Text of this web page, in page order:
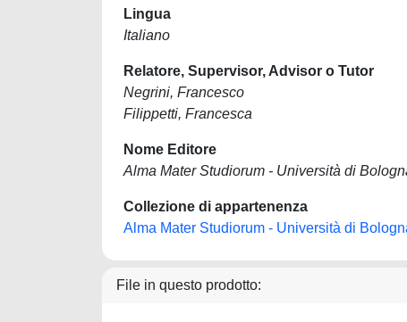
Lingua
Italiano
Relatore, Supervisor, Advisor o Tutor
Negrini, Francesco
Filippetti, Francesca
Nome Editore
Alma Mater Studiorum - Università di
Collezione di appartenenza
Alma Mater Studiorum - Università di
File in questo prodotto: